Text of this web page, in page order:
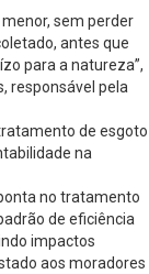
sem perder
antes que
para a natureza”,
responsável pela
de esgoto
na
no tratamento
de eficiência
impactos
aos moradores